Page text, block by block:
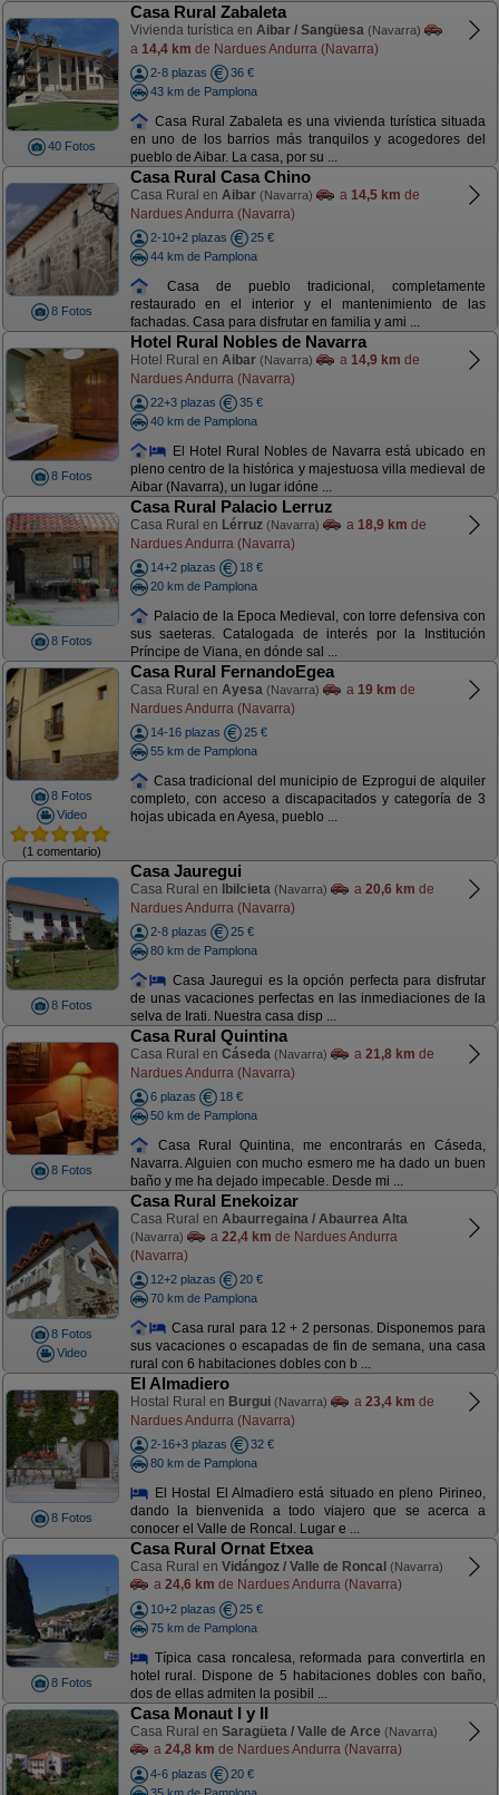
40 Fotos
Casa Rural Zabaleta
Vivienda turística en Aibar / Sangüesa (Navarra)
a 14,4 km de Nardues Andurra (Navarra)
2-8 plazas
36 €
43 km de Pamplona
Casa Rural Zabaleta es una vivienda turística situada
en uno de los barrios más tranquilos y acogedores del
pueblo de Aibar. La casa, por su ...
8 Fotos
Casa Rural Casa Chino
Casa Rural en Aibar (Navarra) a 14,5 km de
Nardues Andurra (Navarra)
2-10+2 plazas
25 €
44 km de Pamplona
Casa de pueblo tradicional, completamente
restaurado en el interior y el mantenimiento de las
fachadas. Casa para disfrutar en familia y ami ...
8 Fotos
Hotel Rural Nobles de Navarra
Hotel Rural en Aibar (Navarra) a 14,9 km de
Nardues Andurra (Navarra)
22+3 plazas
35 €
40 km de Pamplona
El Hotel Rural Nobles de Navarra está ubicado en
pleno centro de la histórica y majestuosa villa medieval de
Aibar (Navarra), un lugar idóne ...
8 Fotos
Casa Rural Palacio Lerruz
Casa Rural en Lérruz (Navarra) a 18,9 km de
Nardues Andurra (Navarra)
14+2 plazas
18 €
20 km de Pamplona
Palacio de la Epoca Medieval, con torre defensiva con
sus saeteras. Catalogada de interés por la Institución
Príncipe de Viana, en dónde sal ...
8 Fotos
Video
(1 comentario)
Casa Rural FernandoEgea
Casa Rural en Ayesa (Navarra) a 19 km de
Nardues Andurra (Navarra)
14-16 plazas
25 €
55 km de Pamplona
Casa tradicional del municipio de Ezprogui de alquiler
completo, con acceso a discapacitados y categoría de 3
hojas ubicada en Ayesa, pueblo ...
8 Fotos
Casa Jauregui
Casa Rural en Ibilcieta (Navarra) a 20,6 km de
Nardues Andurra (Navarra)
2-8 plazas
25 €
80 km de Pamplona
Casa Jauregui es la opción perfecta para disfrutar
de unas vacaciones perfectas en las inmediaciones de la
selva de Irati. Nuestra casa disp ...
8 Fotos
Casa Rural Quintina
Casa Rural en Cáseda (Navarra) a 21,8 km de
Nardues Andurra (Navarra)
6 plazas
18 €
50 km de Pamplona
Casa Rural Quintina, me encontrarás en Cáseda,
Navarra. Alguien con mucho esmero me ha dado un buen
baño y me ha dejado impecable. Desde mi ...
8 Fotos
Video
Casa Rural Enekoizar
Casa Rural en Abaurregaina / Abaurrea Alta
(Navarra) a 22,4 km de Nardues Andurra
(Navarra)
12+2 plazas
20 €
70 km de Pamplona
Casa rural para 12 + 2 personas. Disponemos para
sus vacaciones o escapadas de fin de semana, una casa
rural con 6 habitaciones dobles con b ...
8 Fotos
El Almadiero
Hostal Rural en Burgui (Navarra) a 23,4 km de
Nardues Andurra (Navarra)
2-16+3 plazas
32 €
80 km de Pamplona
El Hostal El Almadiero está situado en pleno Pirineo,
dando la bienvenida a todo viajero que se acerca a
conocer el Valle de Roncal. Lugar e ...
8 Fotos
Casa Rural Ornat Etxea
Casa Rural en Vidángoz / Valle de Roncal (Navarra)
a 24,6 km de Nardues Andurra (Navarra)
10+2 plazas
25 €
75 km de Pamplona
Típica casa roncalesa, reformada para convertirla en
hotel rural. Dispone de 5 habitaciones dobles con baño,
dos de ellas admiten la posibil ...
Casa Monaut I y II
Casa Rural en Saragüeta / Valle de Arce (Navarra)
a 24,8 km de Nardues Andurra (Navarra)
4-6 plazas
20 €